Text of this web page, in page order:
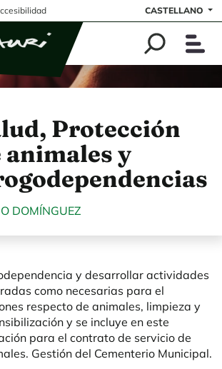
CASTELLANO
Protección
animales y
DOMÍNGUEZ
y desarrollar actividades
como necesarias para el
respecto de animales, limpieza y
y se incluye en este
para el contrato de servicio de
Gestión del Cementerio Municipal.